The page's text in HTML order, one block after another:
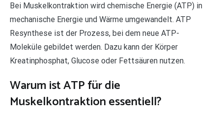
Bei Muskelkontraktion wird chemische Energie (ATP) in
mechanische Energie und Wärme umgewandelt. ATP
Resynthese ist der Prozess, bei dem neue ATP-
Moleküle gebildet werden. Dazu kann der Körper
Kreatinphosphat, Glucose oder Fettsäuren nutzen.
Warum ist ATP für die
Muskelkontraktion essentiell?